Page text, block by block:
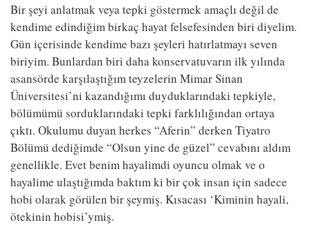
Bir şeyi anlatmak veya tepki göstermek amaçlı değil de
kendime edindiğim birkaç hayat felsefesinden biri diyelim.
Gün içerisinde kendime bazı şeyleri hatırlatmayı seven
biriyim. Bunlardan biri daha konservatuvarın ilk yılında
asansörde karşılaştığım teyzelerin Mimar Sinan
Üniversitesi’ni kazandığımı duyduklarındaki tepkiyle,
bölümümü sorduklarındaki tepki farklılığından ortaya
çıktı. Okulumu duyan herkes “Aferin” derken Tiyatro
Bölümü dediğimde “Olsun yine de güzel” cevabını aldım
genellikle. Evet benim hayalimdi oyuncu olmak ve o
hayalime ulaştığımda baktım ki bir çok insan için sadece
hobi olarak görülen bir şeymiş. Kısacası ‘Kiminin hayali,
ötekinin hobisi’ymiş.